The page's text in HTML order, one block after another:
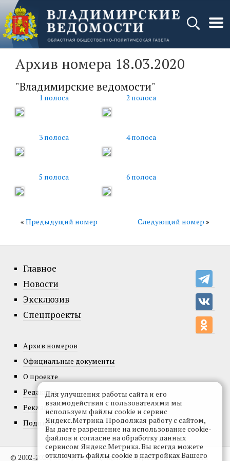
Архив номера 18.03.2020
"Владимирские ведомости"
1 полоса 2 полоса
3 полоса 4 полоса
5 полоса 6 полоса
Следующий номер »
« Предыдущий номер
Главное
Новости
Эксклюзив
Спецпроекты
Архив номеров
Официальные документы
О проекте
Редакция
Реклама
Подписка
© 2002-2026, Все права защищены.Копирование и использование
Для улучшения работы сайта и его
взаимодействия с пользователями мы
используем файлы cookie и сервис
Яндекс.Метрика. Продолжая работу с сайтом,
Вы даете разрешение на использование cookie-
файлов и согласие на обработку данных
сервисом Яндекс.Метрика. Вы всегда можете
отключить файлы cookie в настройках Вашего